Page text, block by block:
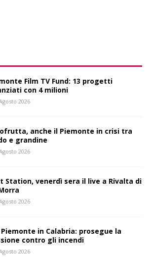
Film TV Fund: 13 progetti
con 4 milioni
2026
anche il Piemonte in crisi tra
e grandine
2026
Station, venerdì sera il live a Rivalta di
2026
in Calabria: prosegue la
contro gli incendi
2026